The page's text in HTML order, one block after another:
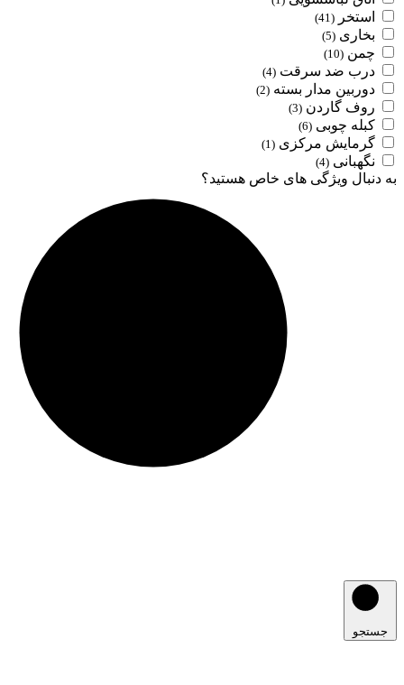
استخر (41)
بخاری (5)
چمن (10)
درب ضد سرقت (4)
دوربین مدار بسته (2)
روف گاردن (3)
کبله چوبی (6)
گرمایش مرکزی (1)
نگهبانی (4)
به دنبال ویژگی های خاص هستید؟
جستجو